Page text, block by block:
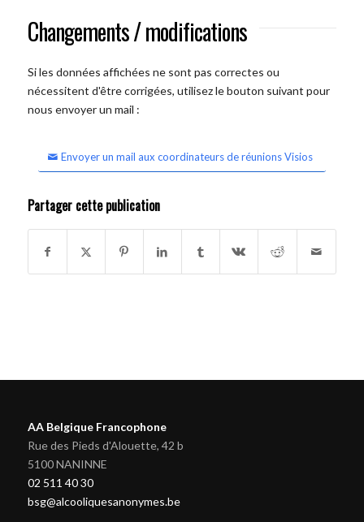
Changements / modifications
Si les données affichées ne sont pas correctes ou
nécessitent d'être corrigées, utilisez le bouton suivant pour
nous envoyer un mail :
Envoyer un mail aux coordinateurs de réunions Visios
Partager cette publication
AA Belgique Francophone
Rue des Pieds d'Alouette, 42 b
5100 NANINNE
02 511 40 30
bsg@alcooliquesanonymes.be